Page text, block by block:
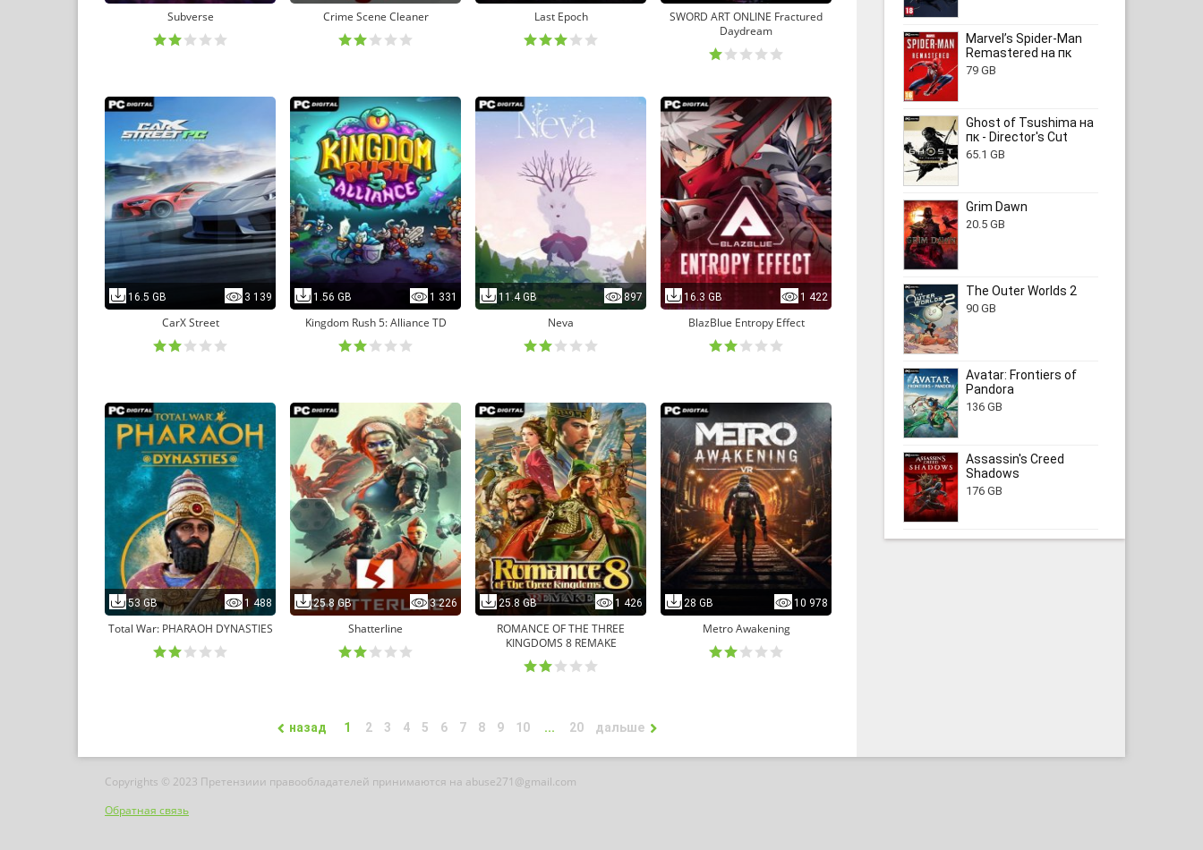
Subverse Crime Scene Cleaner Last Epoch
SWORD ART ONLINE Fractured
Daydream
16.5 GB 3 139
CarX Street
1.56 GB 1 331
Kingdom Rush 5: Alliance TD
11.4 GB 897
Neva
16.3 GB 1 422
BlazBlue Entropy Effect
53 GB 1 488
Total War: PHARAOH DYNASTIES
25.8 GB 3 226
Shatterline
25.8 GB 1 426
ROMANCE OF THE THREE
KINGDOMS 8 REMAKE
28 GB 10 978
Metro Awakening
назад 1 2 3 4 5 6 7 8 9 10 ... 20 дальше
Marvel’s Spider-Man
Remastered на пк
79 GB
Ghost of Tsushima на
пк - Director's Cut
65.1 GB
Grim Dawn
20.5 GB
The Outer Worlds 2
90 GB
Avatar: Frontiers of
Pandora
136 GB
Assassin's Creed
Shadows
176 GB
Copyrights © 2023 Претензиии правообладателей принимаются на abuse271@gmail.com
Обратная связь